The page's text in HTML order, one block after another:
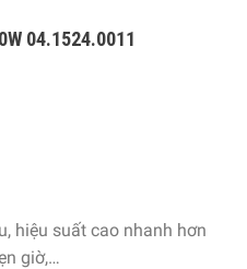
04.1524.0011
hiệu suất cao nhanh hơn
giờ,…